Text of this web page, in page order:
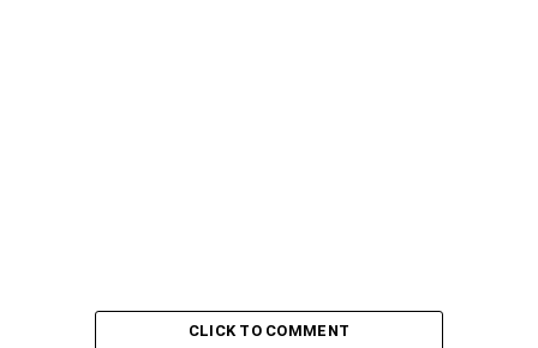
CLICK TO COMMENT